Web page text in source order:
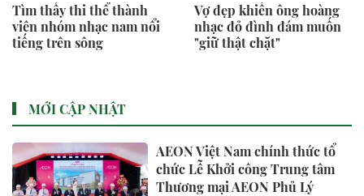
Tìm thấy thi thể thành
viên nhóm nhạc nam nổi
tiếng trên sông
Vợ đẹp khiến ông hoàng
nhạc đỏ đình đám muốn
"giữ thật chặt"
MỚI CẬP NHẬT
AEON Việt Nam chính thức tổ
chức Lễ Khởi công Trung tâm
Thương mại AEON Phủ Lý